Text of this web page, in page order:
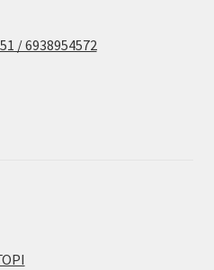
/ 6938954572